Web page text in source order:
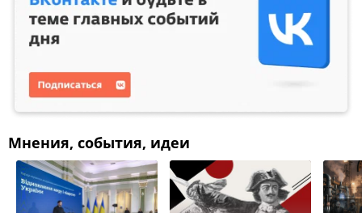
Мнения, события, идеи